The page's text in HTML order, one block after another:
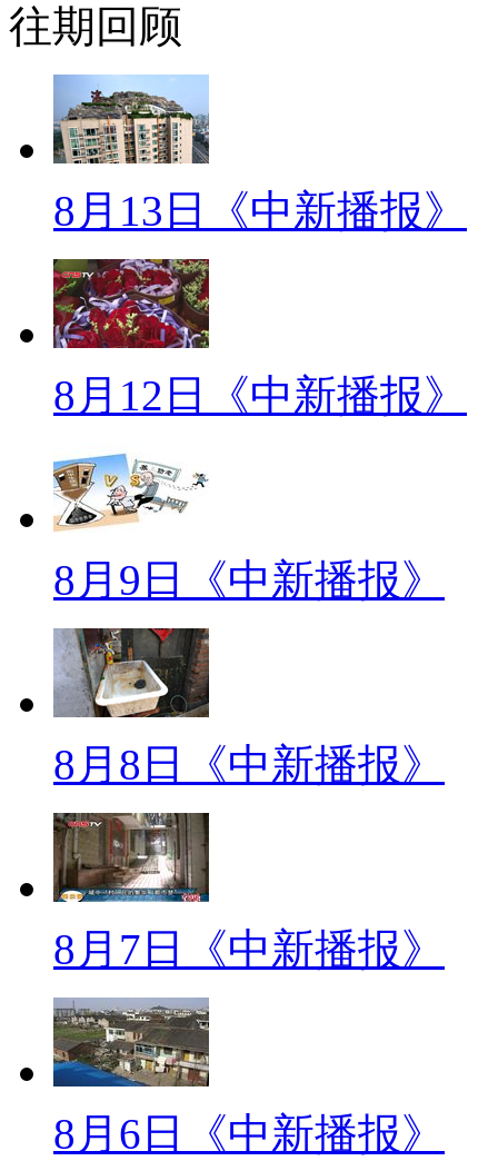
治病救人可没那么简单，为降低
动的“一站式服务”试点工作陆
怀的温暖，心理压力得到释放。
一 观察家
标题：记者探访河南试点艾
【口播】昨天是七夕，艾滋
他来到北京西单大悦城门口，举
字样的牌子希望引起路人的注
问题时，很多人都给了他一个
更需要的是及时的救治，目前
启动的“一站式服务”试点工作陆
【解说】为降低艾滋病病死
县(市)启动了“一站式服务”试点
予免费抗病毒治疗；且诊疗全
药、救助一站式服务。这种模式
率，让患者及时接受到抗病毒
【解说】近日，记者从试点
个月，新确认的12例病人中已
人中也有48人已经纳入治疗。试
暖，心理压力得到释放。
【同期】(河南省平舆县某医
们医院全部给他提供主动检测，
【解说】6月底，平舆县艾滋
动。当地加大了对民众及医院
往期回顾
8月13日《中新播报》
8月12日《中新播报》
8月9日《中新播报》
8月8日《中新播报》
8月7日《中新播报》
8月6日《中新播报》